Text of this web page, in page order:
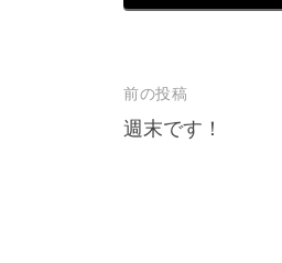
投
稿
前の投稿
週末です！